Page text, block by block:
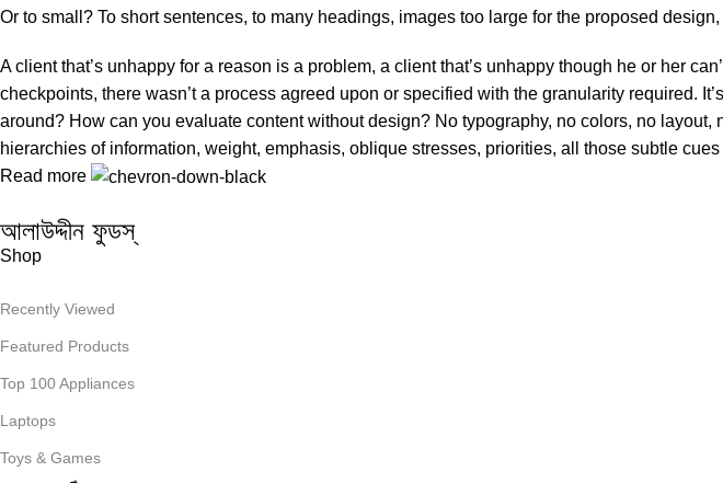
Or to small? To short sentences, to many headings, images too large for the proposed
A client that’s unhappy for a reason is a problem, a client that’s unhappy though he or her
checkpoints, there wasn’t a process agreed upon or specified with the granularity required.
around? How can you evaluate content without design? No typography, no colors, no
hierarchies of information, weight, emphasis, oblique stresses, priorities, all those subtle
Read more
আলাউদ্দীন ফুডস্
Shop
Recently Viewed
Featured Products
Top 100 Appliances
Laptops
Toys & Games